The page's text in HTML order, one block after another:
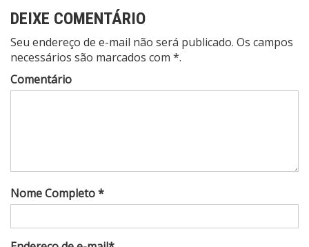
DEIXE COMENTÁRIO
Seu endereço de e-mail não será publicado. Os campos
necessários são marcados com *.
Comentário
Nome Completo *